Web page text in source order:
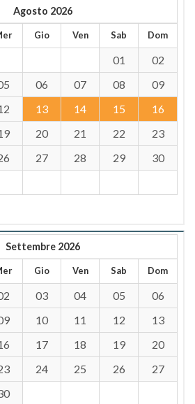
Agosto 2026
Gio Ven Sab Dom
01
02
06 07 08
09
13 14 15
16
20 21 22
23
27 28 29
30
Settembre 2026
Gio Ven Sab Dom
03 04 05
06
10 11 12
13
17 18 19
20
24 25 26
27